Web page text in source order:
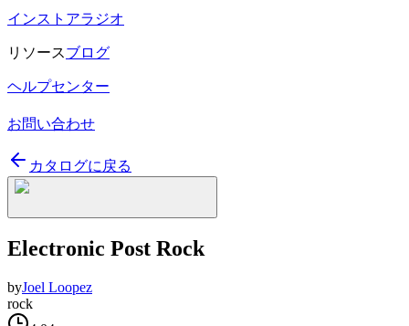
インストアラジオ
リソースブログ
ヘルプセンター
お問い合わせ
カタログに戻る
Electronic Post Rock
byJoel Loopez
rock